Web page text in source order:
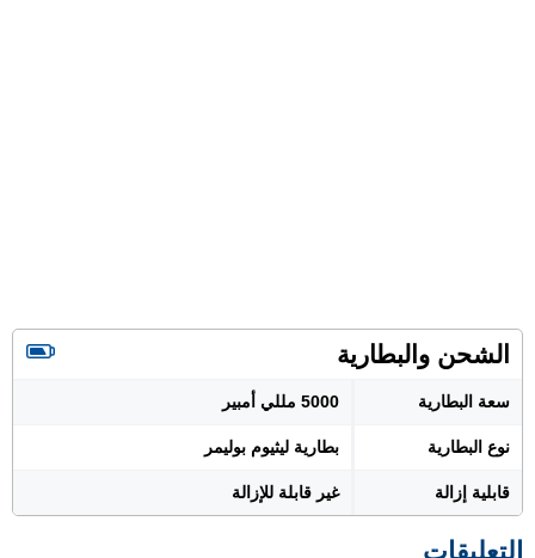
الشحن والبطارية
سعة البطارية 5000 مللي أمبير
نوع البطارية بطارية ليثيوم بوليمر
قابلية إزالة غير قابلة للإزالة
التعليقات